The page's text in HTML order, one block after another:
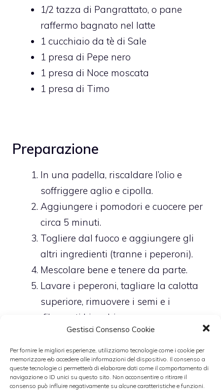
Gestisci Consenso Cookie
Per fornire le migliori esperienze, utilizziamo tecnologie come i cookie per
memorizzare e/o accedere alle informazioni del dispositivo. Il consenso a
queste tecnologie ci permetterà di elaborare dati come il comportamento di
navigazione o ID unici su questo sito. Non acconsentire o ritirare il
consenso può influire negativamente su alcune caratteristiche e funzioni.
1/2 tazza di Pangrattato, o pane
raffermo bagnato nel latte
1 cucchiaio da tè di Sale
1 presa di Pepe nero
1 presa di Noce moscata
1 presa di Timo
Preparazione
In una padella, riscaldare l’olio e
soffriggere aglio e cipolla.
Aggiungere i pomodori e cuocere per
circa 5 minuti.
Togliere dal fuoco e aggiungere gli
altri ingredienti (tranne i peperoni).
Mescolare bene e tenere da parte.
Lavare i peperoni, tagliare la calotta
superiore, rimuovere i semi e i
filamenti bianchi.
Lavare ancora una volta e asciugare
con carta da cucina.
Farcire i peperoni con il ripieno
preparato.